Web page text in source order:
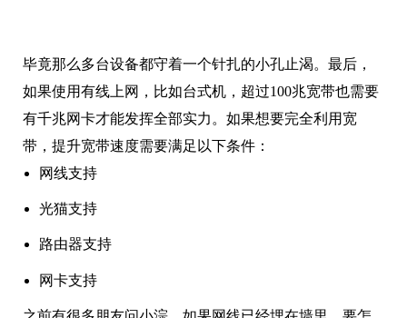
如果使用有线上网，比如台式机，超过100兆宽带也需要
有千兆网卡才能发挥全部实力。如果想要完全利用宽
带，提升宽带速度需要满足以下条件：
网线支持
光猫支持
路由器支持
网卡支持
之前有很多朋友问小淙，如果网线已经埋在墙里，要怎
么升级。把新网线和旧网线的一端系在一起，从另一端